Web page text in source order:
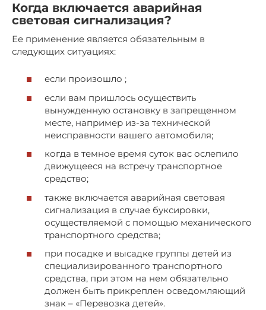
Когда включается аварийная
световая сигнализация?
Ее применение является обязательным в
следующих ситуациях:
если произошло ;
если вам пришлось осуществить
вынужденную остановку в запрещенном
месте, например из-за технической
неисправности вашего автомобиля;
когда в темное время суток вас ослепило
движущееся на встречу транспортное
средство;
также включается аварийная световая
сигнализация в случае буксировки,
осуществляемой с помощью механического
транспортного средства;
при посадке и высадке группы детей из
специализированного транспортного
средства, при этом на нем обязательно
должен быть прикреплен осведомляющий
знак – «Перевозка детей».